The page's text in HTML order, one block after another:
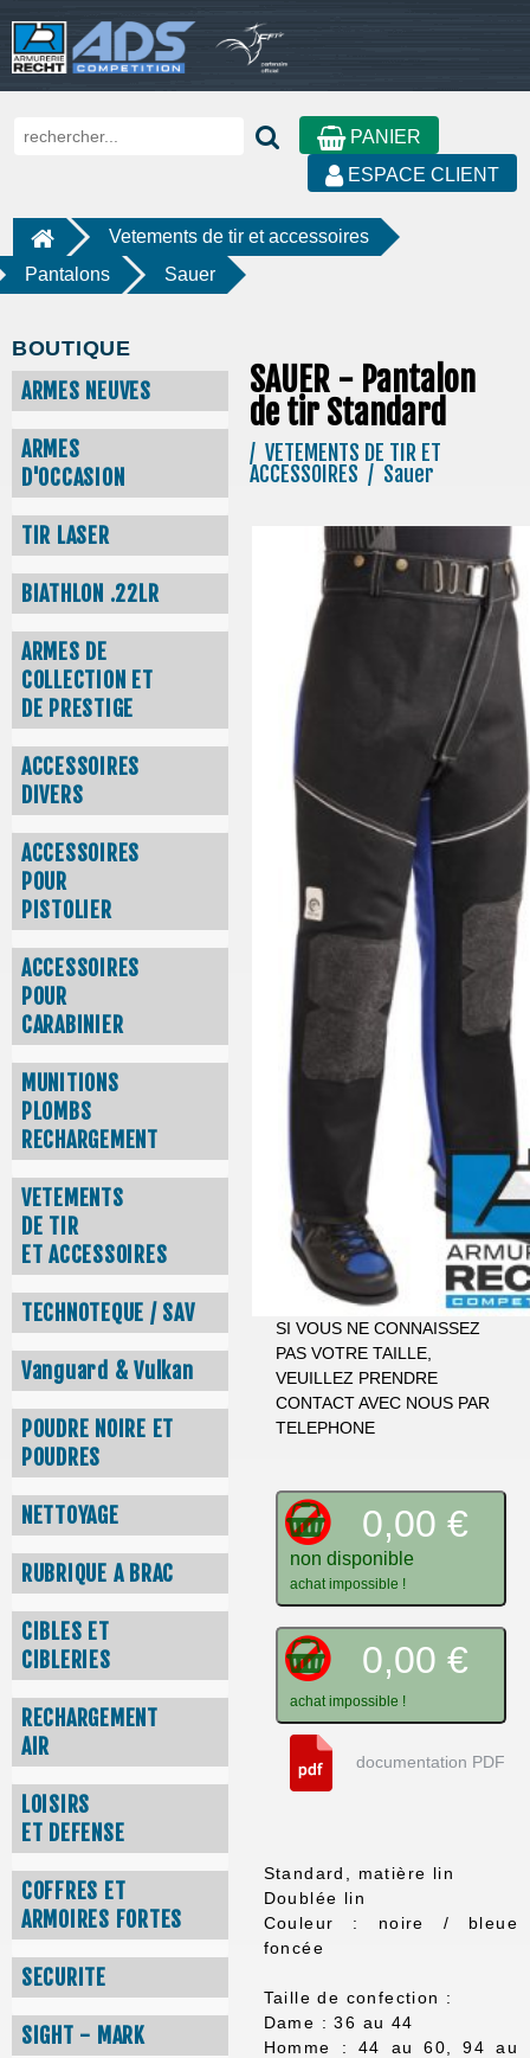
PANIER
ESPACE CLIENT
Vetements de tir et accessoires
Pantalons
Sauer
BOUTIQUE
ARMES NEUVES
ARMES
D'OCCASION
TIR LASER
BIATHLON .22LR
ARMES DE
COLLECTION ET
DE PRESTIGE
ACCESSOIRES
DIVERS
ACCESSOIRES
POUR
PISTOLIER
ACCESSOIRES
POUR
CARABINIER
MUNITIONS
PLOMBS
RECHARGEMENT
VETEMENTS
DE TIR
ET ACCESSOIRES
TECHNOTEQUE / SAV
Vanguard & Vulkan
POUDRE NOIRE ET
POUDRES
NETTOYAGE
RUBRIQUE A BRAC
CIBLES ET
CIBLERIES
RECHARGEMENT
AIR
LOISIRS
ET DEFENSE
COFFRES ET
ARMOIRES FORTES
SECURITE
SIGHT - MARK
SAUER - Pantalon
de tir Standard
/ VETEMENTS DE TIR ET
ACCESSOIRES / Sauer
SI VOUS NE CONNAISSEZ
PAS VOTRE TAILLE,
VEUILLEZ PRENDRE
CONTACT AVEC NOUS PAR
TELEPHONE
0,00 €
non disponible
achat impossible !
0,00 €
achat impossible !
documentation PDF
Standard, matière lin
Doublée lin
Couleur : noire / bleue
foncée
Taille de confection :
Dame : 36 au 44
Homme : 44 au 60, 94 au